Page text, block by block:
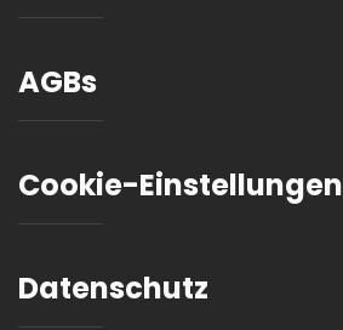
AGBs
Cookie-Einstellungen
Datenschutz